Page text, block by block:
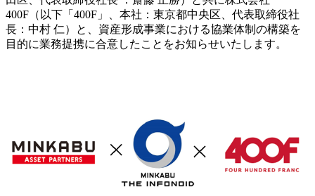
400F（以下「400F」、本社：東京都中央区、代表取締役社
長：中村 仁）と、資産形成事業における協業体制の構築を
目的に業務提携に合意したことをお知らせいたします。